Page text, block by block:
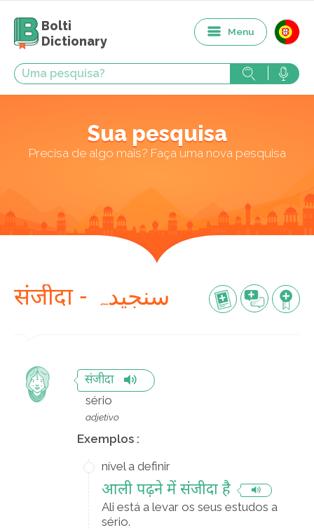
Bolti
Dictionary
Menu
Sua pesquisa
Precisa de algo mais? Faça uma nova pesquisa
संजीदा - سنجیدہ
संजीदा
sério
adjetivo
Exemplos :
nível a definir
आली पढ़ने में संजीदा है
Ali está a levar os seus estudos a
sério.